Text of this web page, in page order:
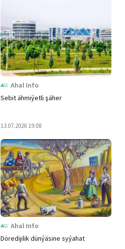
Ahal Info
Sebit ähmiýetli şäher
13.07.2026 19:08
Ahal Info
Döredijilik dünýäsine syýahat